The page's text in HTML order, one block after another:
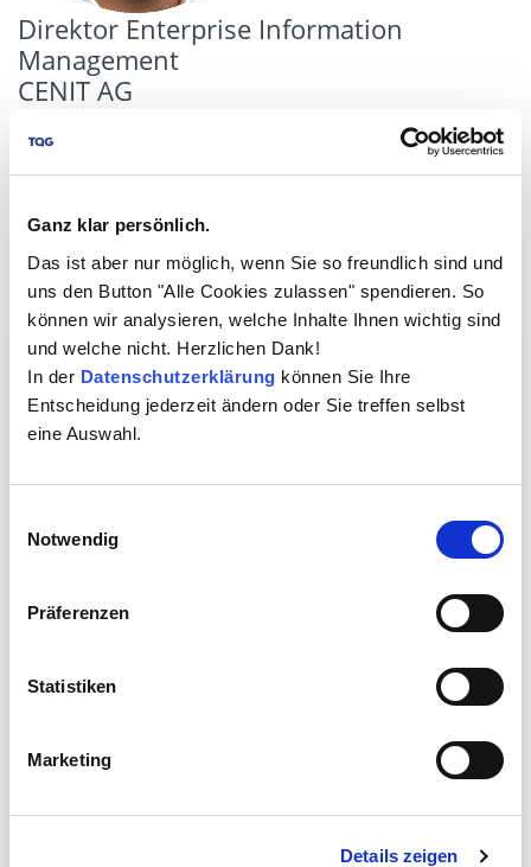
Ganz klar persönlich.
Das ist aber nur möglich, wenn Sie so freundlich sind und
uns den Button "Alle Cookies zulassen" spendieren. So
können wir analysieren, welche Inhalte Ihnen wichtig sind
und welche nicht. Herzlichen Dank!
In der Datenschutzerklärung können Sie Ihre
Entscheidung jederzeit ändern oder Sie treffen selbst
eine Auswahl.
Notwendig
Präferenzen
Statistiken
Marketing
Details zeigen
Direktor Enterprise Information
Management
CENIT AG
Articles
Real use of chatbots and AI in
the financial services industry
Innovation in 360-degree customer